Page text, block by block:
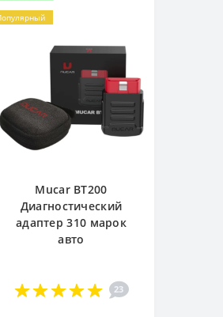
Mucar BT200
Диагностический
адаптер 310 марок
авто
23